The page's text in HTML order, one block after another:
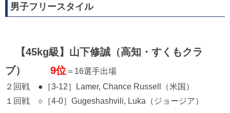
男子フリースタイル
【45kg級】山下修誠（高知・すくもクラ
ブ）
9位 ＝16選手出場
２回戦 ●［3-12］Lamer, Chance Russell（米国）
１回戦 ○［4-0］Gugeshashvili, Luka（ジョージア）